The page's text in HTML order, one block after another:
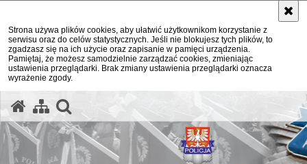
Strona używa plików cookies, aby ułatwić użytkownikom korzystanie z
serwisu oraz do celów statystycznych. Jeśli nie blokujesz tych plików, to
zgadzasz się na ich użycie oraz zapisanie w pamięci urządzenia.
Pamiętaj, że możesz samodzielnie zarządzać cookies, zmieniając
ustawienia przeglądarki. Brak zmiany ustawienia przeglądarki oznacza
wyrażenie zgody.